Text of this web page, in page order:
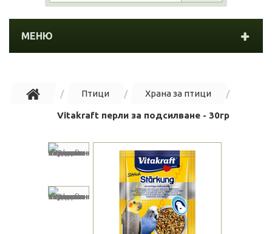
МЕНЮ
Птици Храна за птици
Vitakraft перли за подсилване - 30гр